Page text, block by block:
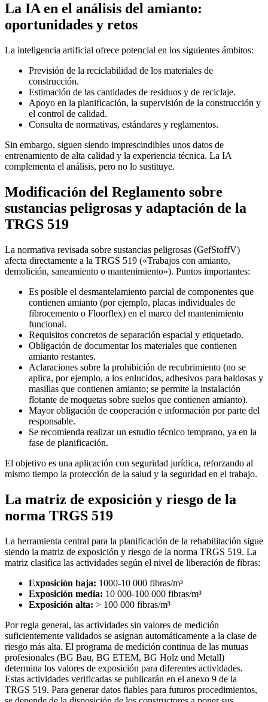
La IA en el análisis del amianto:
oportunidades y retos
La inteligencia artificial ofrece potencial en los siguientes ámbitos:
Previsión de la reciclabilidad de los materiales de
construcción.
Estimación de las cantidades de residuos y de reciclaje.
Apoyo en la planificación, la supervisión de la construcción y
el control de calidad.
Consulta de normativas, estándares y reglamentos.
Sin embargo, siguen siendo imprescindibles unos datos de
entrenamiento de alta calidad y la experiencia técnica. La IA
complementa el análisis, pero no lo sustituye.
Modificación del Reglamento sobre
sustancias peligrosas y adaptación de la
TRGS 519
La normativa revisada sobre sustancias peligrosas (GefStoffV)
afecta directamente a la TRGS 519 («Trabajos con amianto,
demolición, saneamiento o mantenimiento»). Puntos importantes:
Es posible el desmantelamiento parcial de componentes que
contienen amianto (por ejemplo, placas individuales de
fibrocemento o Floorflex) en el marco del mantenimiento
funcional.
Requisitos concretos de separación espacial y etiquetado.
Obligación de documentar los materiales que contienen
amianto restantes.
Aclaraciones sobre la prohibición de recubrimiento (no se
aplica, por ejemplo, a los enlucidos, adhesivos para baldosas y
masillas que contienen amianto; se permite la instalación
flotante de moquetas sobre suelos que contienen amianto).
Mayor obligación de cooperación e información por parte del
responsable.
Se recomienda realizar un estudio técnico temprano, ya en la
fase de planificación.
El objetivo es una aplicación con seguridad jurídica, reforzando al
mismo tiempo la protección de la salud y la seguridad en el trabajo.
La matriz de exposición y riesgo de la
norma TRGS 519
La herramienta central para la planificación de la rehabilitación sigue
siendo la matriz de exposición y riesgo de la norma TRGS 519. La
matriz clasifica las actividades según el nivel de liberación de fibras:
Exposición baja: 1000-10 000 fibras/m³
Exposición media: 10 000-100 000 fibras/m³
Exposición alta: > 100 000 fibras/m³
Por regla general, las actividades sin valores de medición
suficientemente validados se asignan automáticamente a la clase de
riesgo más alta. El programa de medición continua de las mutuas
profesionales (BG Bau, BG ETEM, BG Holz und Metall)
determina los valores de exposición para diferentes actividades.
Estas actividades verificadas se publicarán en el anexo 9 de la
TRGS 519. Para generar datos fiables para futuros procedimientos,